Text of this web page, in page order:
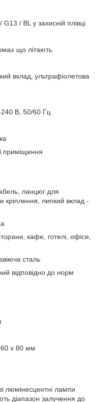
/ BL у захисній плівці
що літають
вклад, ультрафіолетова
В, 50/60 Гц
приміщення
ланцюг для
кріплення, липкий вклад -
кафе, готелі, офіси,
сталь
відповідно до норм
х 80 мм
люмінесцентні лампи
діапазон залучення до